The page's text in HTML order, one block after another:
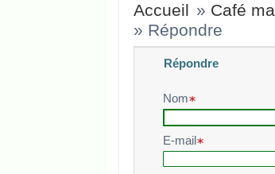
Accueil » Café
» Répondre
Répondre
Veuillez composer
Nom
E-mail